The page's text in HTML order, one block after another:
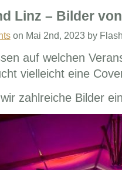
Linz – Bilder
on Mai 2nd, 2023 by Flash
auf welchen
vielleicht eine
zahlreiche Bilder